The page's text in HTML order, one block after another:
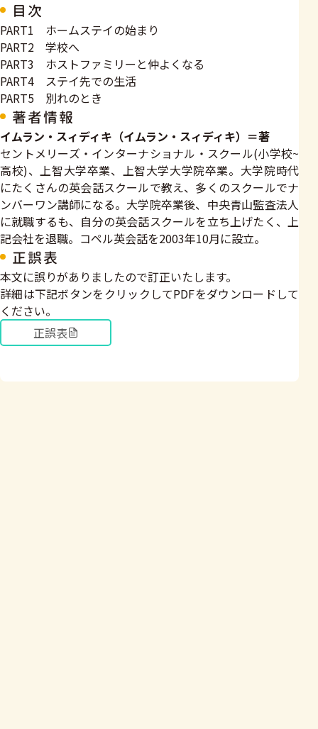
目次
PART1 ホームステイの始まり
PART2 学校へ
PART3 ホストファミリーと仲よくなる
PART4 ステイ先での生活
PART5 別れのとき
著者情報
イムラン・スィディキ（イムラン・スィディキ）＝著
セントメリーズ・インターナショナル・スクール(小学校~
高校)、上智大学卒業、上智大学大学院卒業。大学院時代
にたくさんの英会話スクールで教え、多くのスクールでナ
ンバーワン講師になる。大学院卒業後、中央青山監査法人
に就職するも、自分の英会話スクールを立ち上げたく、上
記会社を退職。コペル英会話を2003年10月に設立。
正誤表
本文に誤りがありましたので訂正いたします。
詳細は下記ボタンをクリックしてPDFをダウンロードして
ください。
正誤表